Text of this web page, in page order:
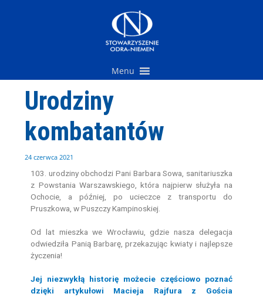
Menu
Urodziny
kombatantów
24 czerwca 2021
103. urodziny obchodzi Pani Barbara Sowa, sanitariuszka
z Powstania Warszawskiego, która najpierw służyła na
Ochocie, a później, po ucieczce z transportu do
Pruszkowa, w Puszczy Kampinoskiej.
Od lat mieszka we Wrocławiu, gdzie nasza delegacja
odwiedziła Panią Barbarę, przekazując kwiaty i najlepsze
życzenia!
Jej niezwykłą historię możecie częściowo poznać
dzięki artykułowi Macieja Rajfura z Gościa